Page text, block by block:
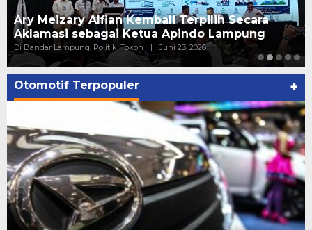
Ary Meizary Alfian Kembali Terpilih Secara
Aklamasi sebagai Ketua Apindo Lampung
Di Bandar Lampung, Politik, Tokoh | Juni 23, 2026
Otomotif Terpopuler +